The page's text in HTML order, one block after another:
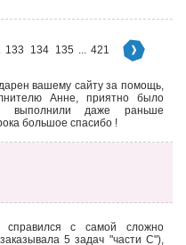
133 134 135 ... 421
вашему сайту за помощь,
Анне, приятно было
выполнили даже раньше
большое спасибо !
справился с самой сложно
5 задач "части С"),